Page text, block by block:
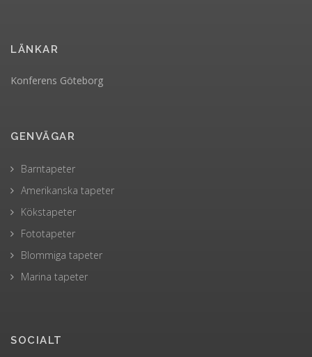
LÄNKAR
Konferens Göteborg
GENVÄGAR
Barntapeter
Amerikanska tapeter
Kökstapeter
Fototapeter
Blommiga tapeter
Marina tapeter
SOCIALT